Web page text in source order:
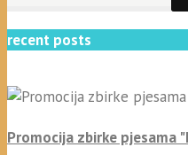
recent posts
Promocija zbirke pjesama